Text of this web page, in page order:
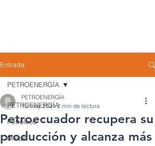
Entrada
PETROENERGÍA
Petróleos
Minas
PETROENERGÍA
Petroecuador recupera su
producción y alcanza más
PETROENERGÍA
13 may 2021 2 min de lectura